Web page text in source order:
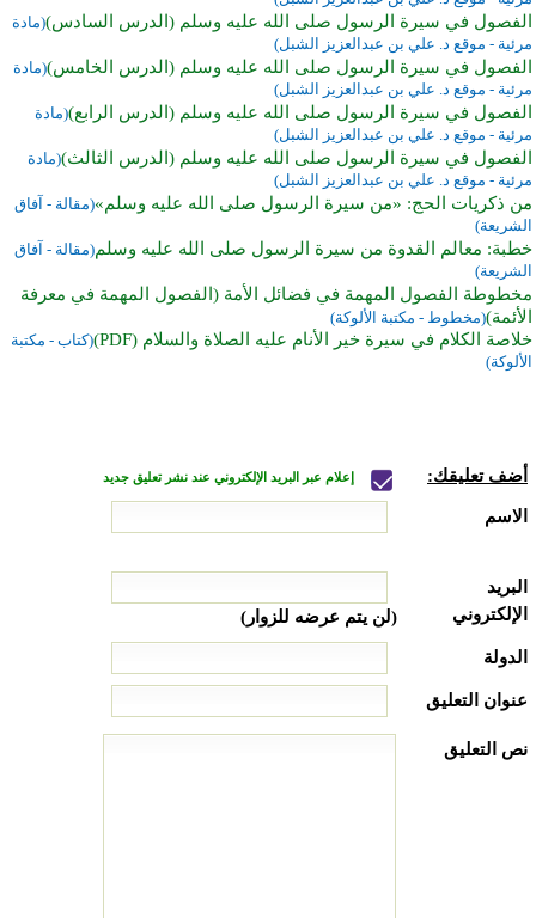
الفصول في سيرة الرسول صلى الله عليه وسلم (الدرس السادس)(مادة
مرئية - موقع د. علي بن عبدالعزيز الشبل)
الفصول في سيرة الرسول صلى الله عليه وسلم (الدرس الخامس)(مادة
مرئية - موقع د. علي بن عبدالعزيز الشبل)
الفصول في سيرة الرسول صلى الله عليه وسلم (الدرس الرابع)(مادة
مرئية - موقع د. علي بن عبدالعزيز الشبل)
الفصول في سيرة الرسول صلى الله عليه وسلم (الدرس الثالث)(مادة
مرئية - موقع د. علي بن عبدالعزيز الشبل)
من ذكريات الحج: «من سيرة الرسول صلى الله عليه وسلم»(مقالة - آفاق
الشريعة)
خطبة: معالم القدوة من سيرة الرسول صلى الله عليه وسلم(مقالة - آفاق
الشريعة)
مخطوطة الفصول المهمة في فضائل الأمة (الفصول المهمة في معرفة
الأئمة)(مخطوط - مكتبة الألوكة)
خلاصة الكلام في سيرة خير الأنام عليه الصلاة والسلام (PDF) (كتاب - مكتبة
الألوكة)
أضف تعليقك: إعلام عبر البريد الإلكتروني عند نشر تعليق جديد
الاسم
البريد
الإلكتروني
(لن يتم عرضه للزوار)
الدولة
عنوان التعليق
نص التعليق